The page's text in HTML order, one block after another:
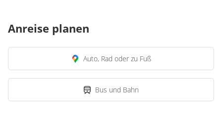
Anreise planen
Auto, Rad oder zu Fuß
Bus und Bahn